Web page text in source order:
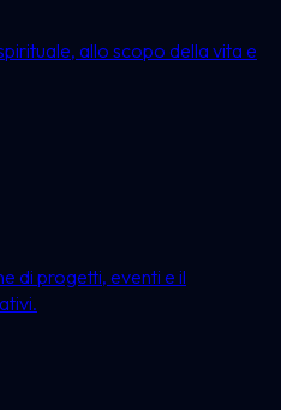
allo scopo della vita e
di progetti, eventi e il